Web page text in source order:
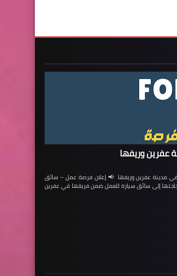
عفرين وريفها
عفرين وريفها 📢 إعلان فرصة عمل – سائق
إلى سائق سيارة للعمل ضمن فريقها في عفرين